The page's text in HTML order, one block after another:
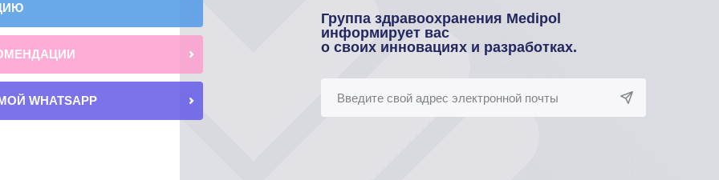
WHATSAPP
Группа здравоохранения Medipol
информирует вас
о своих инновациях и разработках.